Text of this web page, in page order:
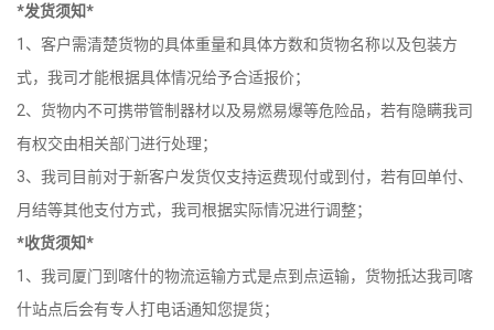
*发货须知*
1、客户需清楚货物的具体重量和具体方数和货物名称以及包装方
式，我司才能根据具体情况给予合适报价；
2、货物内不可携带管制器材以及易燃易爆等危险品，若有隐瞒我司
有权交由相关部门进行处理；
3、我司目前对于新客户发货仅支持运费现付或到付，若有回单付、
月结等其他支付方式，我司根据实际情况进行调整；
*收货须知*
1、我司厦门到喀什的物流运输方式是点到点运输，货物抵达我司喀
什站点后会有专人打电话通知您提货；